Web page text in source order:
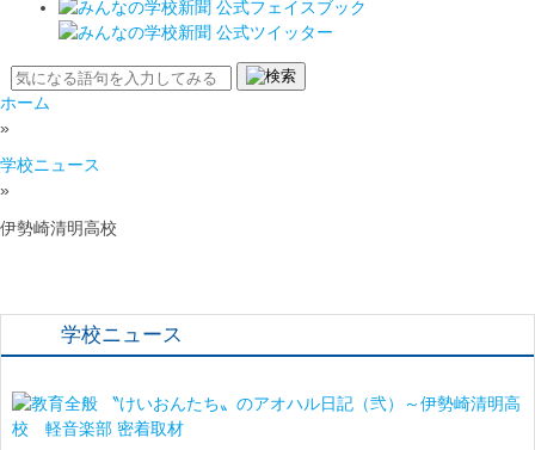
ホーム
»
学校ニュース
»
伊勢崎清明高校
学校ニュース
〝けいおんたち〟のアオハル日記（弐）～伊勢崎清明高
校 軽音楽部 密着取材